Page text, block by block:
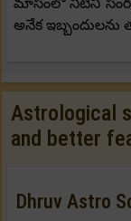
అనేక ఇబ్బందులను
Astrological
and better
Dhruv Astro